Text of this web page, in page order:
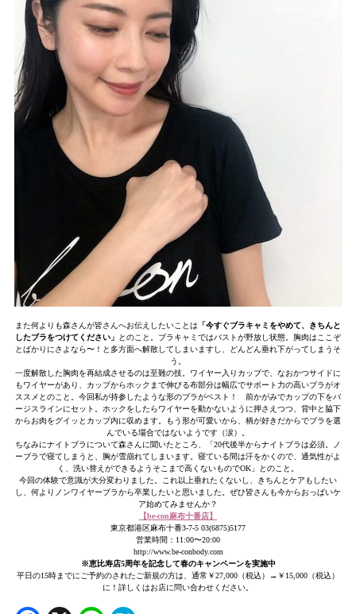
また何よりも森さんが皆さんへお伝えしたいことは 「今すぐブラキャミをやめて、きちんと
したブラをつけてください」
とのこと。ブラキャミではバストが野放し状態。胸肉はここぞ
とばかりにさよなら〜！と多方面へ解散してしまいますし、どんどん垂れ下がってしまうそ
う。
一度解散した胸肉を再結成させるのは至難の技。ワイヤー入りカップで、なおかつサイドに
もワイヤーがあり、カップからホックまで伸びる布部分は幅広でサポート力の高いブラがオ
ススメとのこと。今回私が持参したような形のブラがベスト！ 前かがみでカップの下をバ
ージスラインにセット。ホックをしたらワイヤーを動かないように押さえつつ、背中と脇下
からお肉をグイッとカップ内に収めます。もう形が可愛いから、柄が好きだからでブラを選
んでいる場合ではないようです（涙）。
ちなみにナイトブラについて森さんに聞いたところ、「20代後半からナイトブラは必須。ノ
ーブラで寝てしまうと、胸が雪崩れてしまいます。寝ている間は汗をかくので、通気性がよ
く、洗い替えができるようそこまで高くないものでOK」とのこと。
今回の体験で意識が大分変わりました。これ以上垂れたくないし、きちんとケアもしたい
し、何よりノンワイヤーブラから卒業したいと思いました。ぜひ皆さんも今からおっぱいケ
ア始めてみませんか？
【be-con麻布十番店】
東京都港区麻布十番3-7-5 03(6875)5177
営業時間：11:00〜20:00
http://www.be-conbody.com
※恵比寿店5周年を記念して春のキャンペーンを実施中
平日の15時までにご予約のされたご新規の方は、通常￥27,000（税込）→￥15,000（税込）
に！詳しくはお店に問い合わせください。